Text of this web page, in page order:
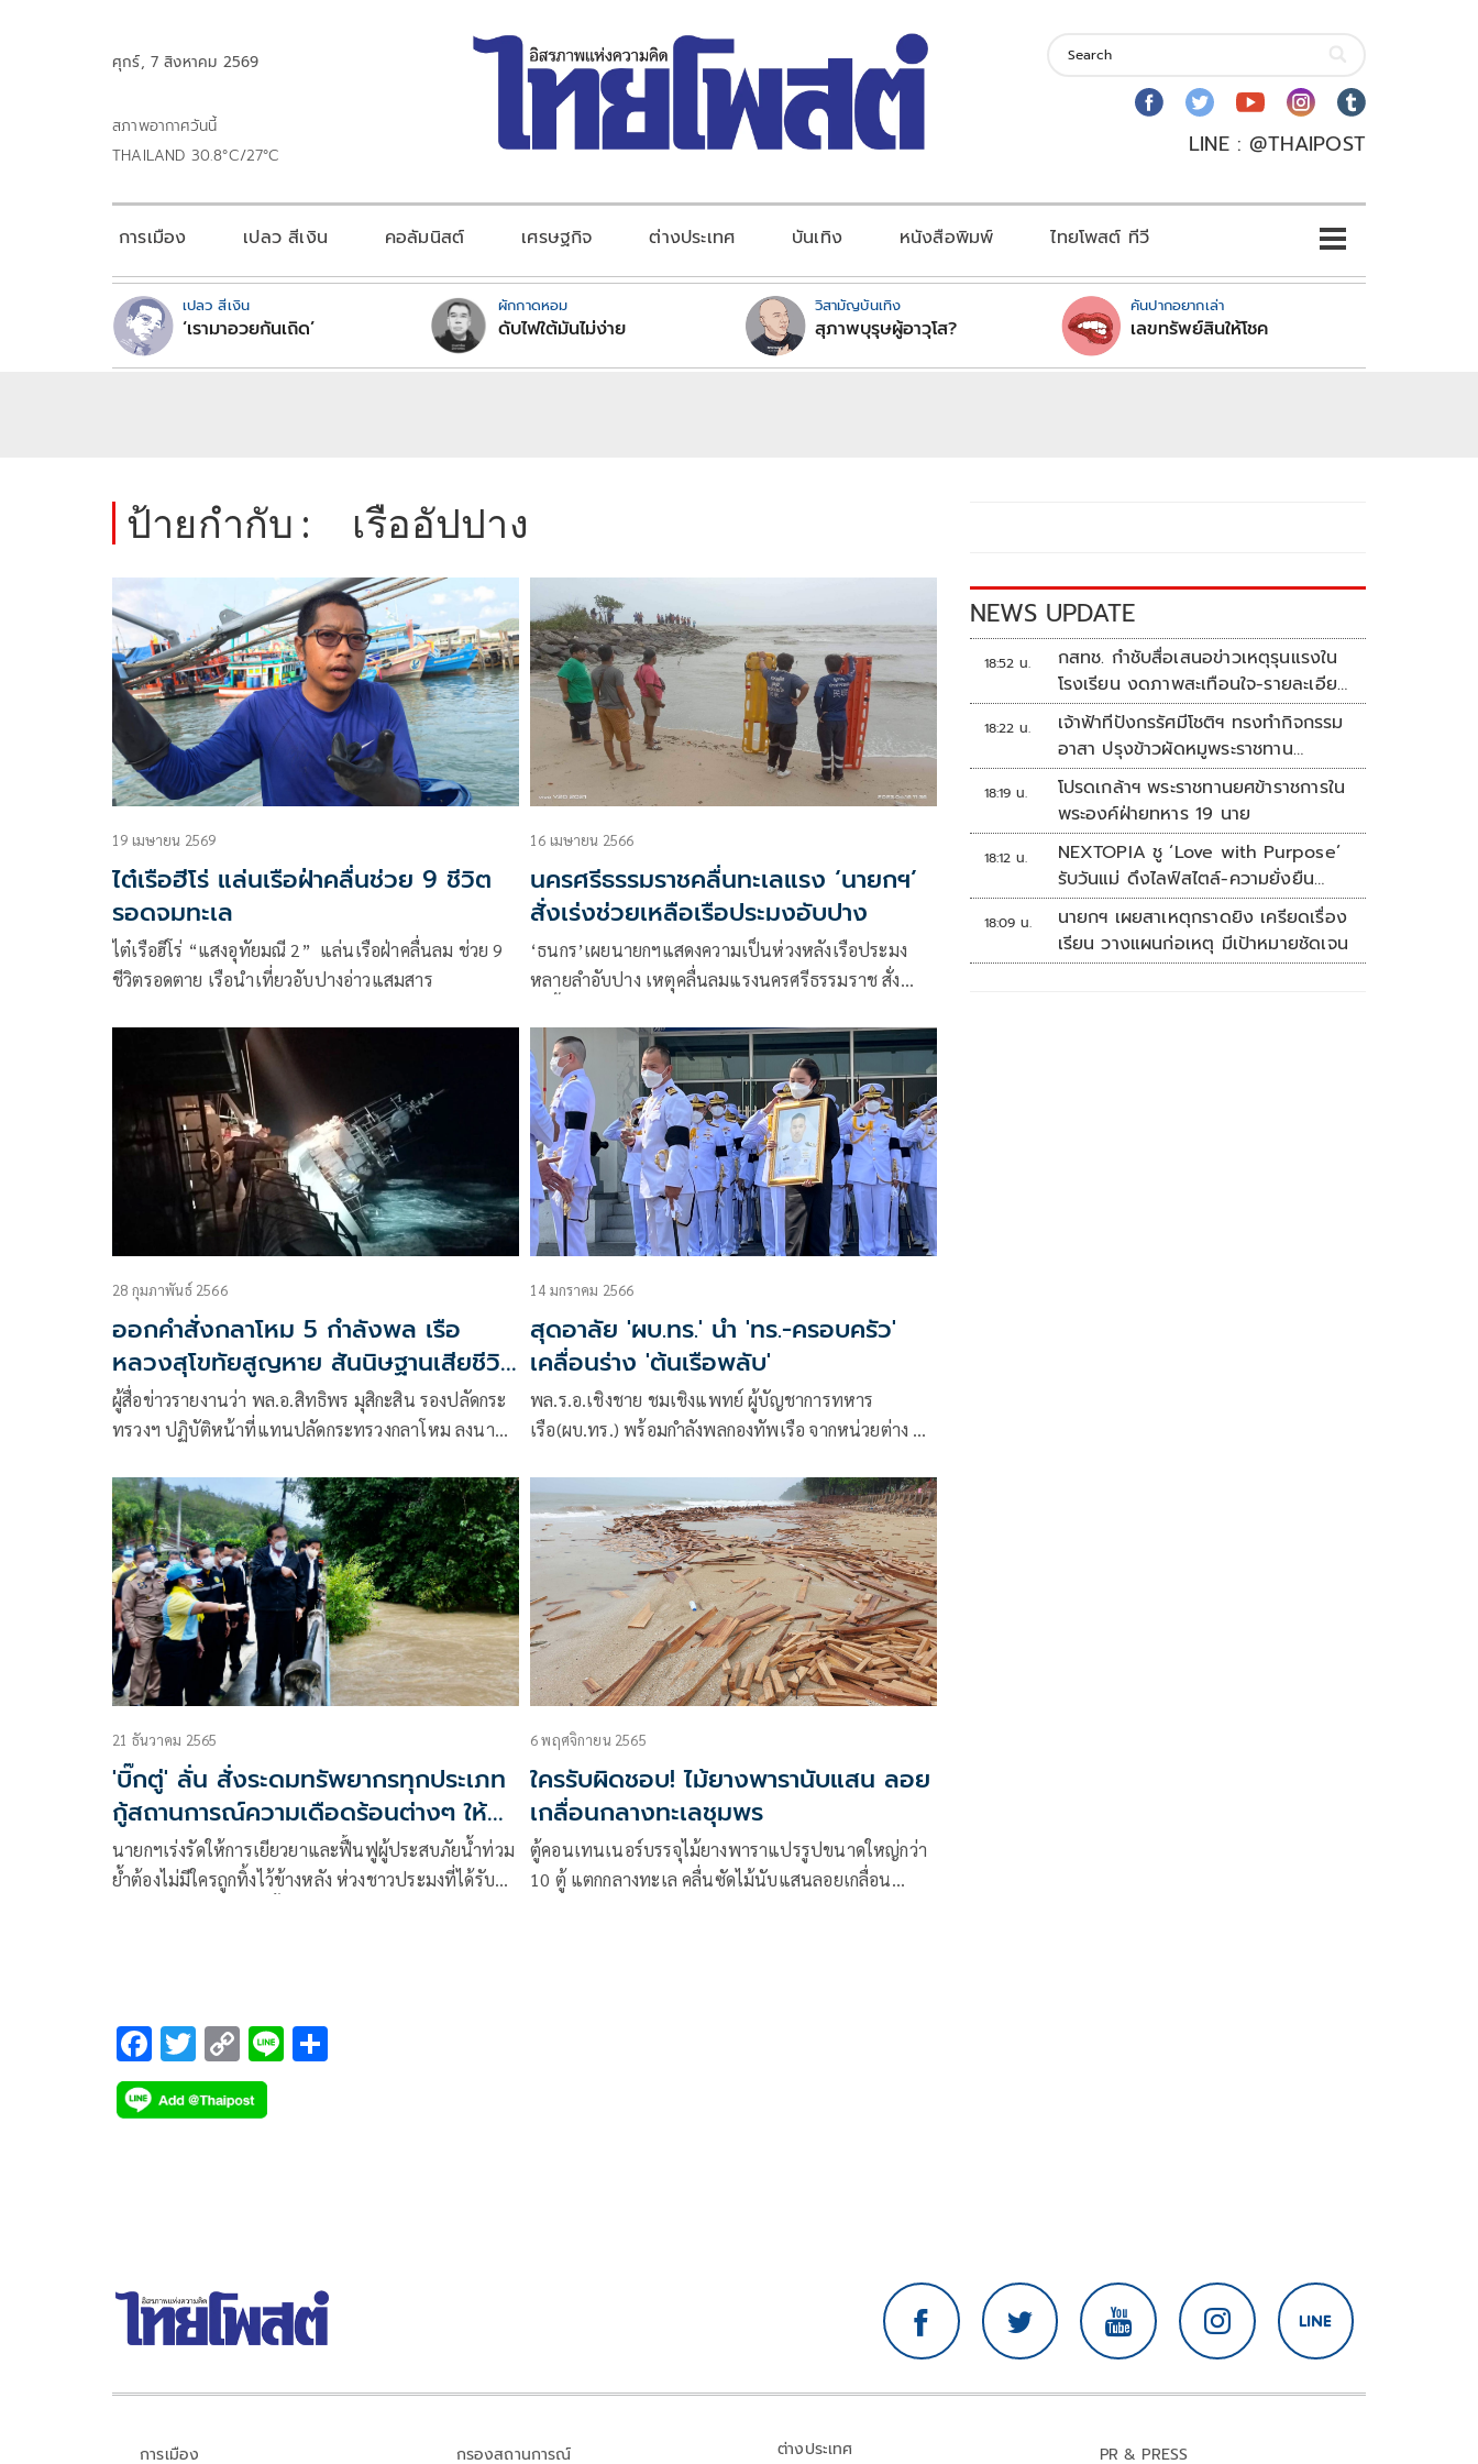
ศุกร์, 7 สิงหาคม 2569
สภาพอากาศวันนี้
THAILAND 30.8°C/27°C
LINE : @THAIPOST
การเมือง เปลว สีเงิน คอลัมนิสต์ เศรษฐกิจ ต่างประเทศ บันเทิง หนังสือพิมพ์ ไทยโพสต์ ทีวี
เปลว สีเงิน
‘เรามาอวยกันเถิด’
ผักกาดหอม
ดับไฟใต้มันไม่ง่าย
วิสามัญบันเทิง
สุภาพบุรุษผู้อาวุโส?
คันปากอยากเล่า
เลขทรัพย์สินให้โชค
ป้ายกำกับ : เรืออัปปาง
19 เมษายน 2569
ไต๋เรือฮีโร่ แล่นเรือฝ่าคลื่นช่วย 9 ชีวิต
รอดจมทะเล
ไต๋เรือฮีโร่ “แสงอุทัยมณี 2” แล่นเรือฝ่าคลื่นลม ช่วย 9
ชีวิตรอดตาย เรือนำเที่ยวอับปางอ่าวแสมสาร
16 เมษายน 2566
นครศรีธรรมราชคลื่นทะเลแรง ‘นายกฯ’
สั่งเร่งช่วยเหลือเรือประมงอับปาง
‘ธนกร’เผยนายกฯแสดงความเป็นห่วงหลังเรือประมง
หลายลำอับปาง เหตุคลื่นลมแรงนครศรีธรรมราช สั่ง
28 กุมภาพันธ์ 2566
ออกคำสั่งกลาโหม 5 กำลังพล เรือ
หลวงสุโขทัยสูญหาย สันนิษฐานเสียชีวิต
เปิดทางชดเชย-เยียวยาครอบครัว
ผู้สื่อข่าวรายงานว่า พล.อ.สิทธิพร มุสิกะสิน รองปลัดกระ
ทรวงฯ ปฏิบัติหน้าที่แทนปลัดกระทรวงกลาโหม ลงนาม
14 มกราคม 2566
สุดอาลัย 'ผบ.ทร.' นำ 'ทร.-ครอบครัว'
เคลื่อนร่าง 'ต้นเรือพลับ'
พล.ร.อ.เชิงชาย ชมเชิงแพทย์ ผู้บัญชาการทหาร
เรือ(ผบ.ทร.) พร้อมกำลังพลกองทัพเรือ จากหน่วยต่าง ๆ
21 ธันวาคม 2565
'บิ๊กตู่' ลั่น สั่งระดมทรัพยากรทุกประเภท
กู้สถานการณ์ความเดือดร้อนต่างๆ ให้
คลี่คลายโดยเร็ว
นายกฯเร่งรัดให้การเยียวยาและฟื้นฟูผู้ประสบภัยน้ำท่วม
ย้ำต้องไม่มีใครถูกทิ้งไว้ข้างหลัง ห่วงชาวประมงที่ได้รับ
6 พฤศจิกายน 2565
ใครรับผิดชอบ! ไม้ยางพารานับแสน ลอย
เกลื่อนกลางทะเลชุมพร
ตู้คอนเทนเนอร์บรรจุไม้ยางพาราแปรรูปขนาดใหญ่กว่า
10 ตู้ แตกกลางทะเล คลื่นซัดไม้นับแสนลอยเกลื่อน
F
ac
e
T
wi
tt
C
o
p
Li
NEWS UPDATE
18:52 น.
กสทช. กำชับสื่อเสนอข่าวเหตุรุนแรงใน
โรงเรียน งดภาพสะเทือนใจ-รายละเอียด
เสี่ยงเลียนแบบ
18:22 น.
เจ้าฟ้าทีปังกรรัศมีโชติฯ ทรงทำกิจกรรม
อาสา ปรุงข้าวผัดหมูพระราชทาน
ประชาชน
18:19 น.
โปรดเกล้าฯ พระราชทานยศข้าราชการใน
พระองค์ฝ่ายทหาร 19 นาย
18:12 น.
NEXTOPIA ชู ‘Love with Purpose’
รับวันแม่ ดึงไลฟ์สไตล์-ความยั่งยืน
สร้างประสบการณ์ช้อปปิงมีความหมาย
18:09 น.
นายกฯ เผยสาเหตุกราดยิง เครียดเรื่อง
เรียน วางแผนก่อเหตุ มีเป้าหมายชัดเจน
การเมือง กรองสถานการณ์ ต่างประเทศ PR & PRESS